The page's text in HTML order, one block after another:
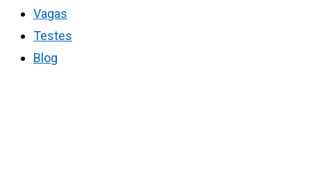
Vagas
Testes
Blog